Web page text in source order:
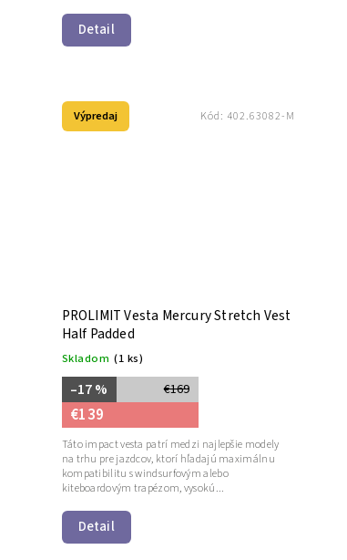
Detail
Výpredaj
PROLIMIT Vesta Mercury Stretch Vest
Half Padded
Skladom (1 ks)
€169
–17 %
€139
Detail
Táto impact vesta patrí medzi najlepšie modely
na trhu pre jazdcov, ktorí hľadajú maximálnu
kompatibilitu s windsurfovým alebo
kiteboardovým trapézom, vysokú...
Kód: 402.63082-M